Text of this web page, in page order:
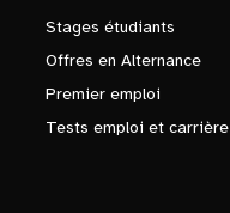
Stages étudiants
Offres en Alternance
Premier emploi
Tests emploi et carrière